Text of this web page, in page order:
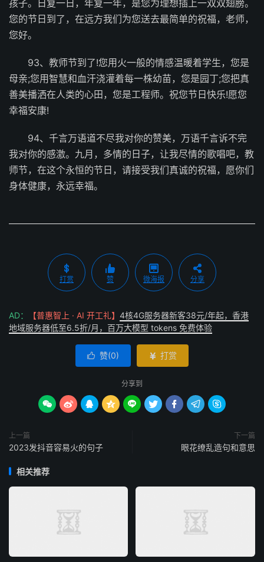
孩子。日复一日，年复一年，是您为理想插上一双双翅膀。
您的节日到了，在远方我们为您送去最简单的祝福，老师，
您好。
93、教师节到了!您用火一般的情感温暖着学生，您是
母亲;您用智慧和血汗浇灌着每一株幼苗，您是园丁;您把真
善美播洒在人类的心田，您是工程师。祝您节日快乐!愿您
幸福安康!
94、千言万语道不尽我对你的赞美，万语千言诉不完
我对你的感激。九月，多情的日子，让我尽情的歌唱吧，教
师节，在这个永恒的节日，请接受我们真诚的祝福，愿你们
身体健康，永远幸福。
打赏 赞 微海报 分享
AD： 【普惠智上 · AI 开工礼】 4核4G服务器新客38元/年起，香港
地域服务器低至6.5折/月，百万大模型 tokens 免费体验
 赞(0)  打赏
分享到
        
上一篇
2023发抖音容易火的句子
下一篇
眼花缭乱造句和意思
相关推荐